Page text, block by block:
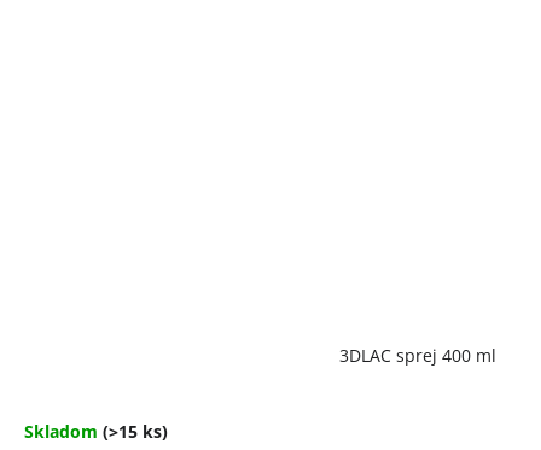
3DLAC sprej 400 ml
4,7
Skladom (>15 ks)